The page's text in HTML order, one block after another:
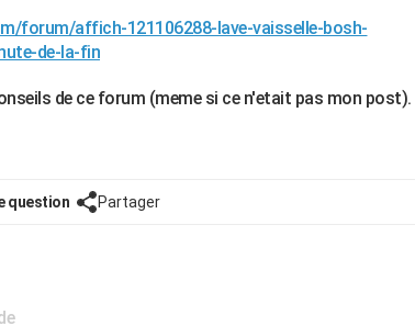
forum/affich-121106288-lave-vaisselle-bosh-
de-la-fin
de ce forum (meme si ce n'etait pas mon post).
question Partager